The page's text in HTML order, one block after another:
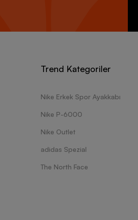
Trend Kategoriler
Nike Erkek Spor Ayakkabı
Nike P-6000
Nike Outlet
adidas Spezial
The North Face